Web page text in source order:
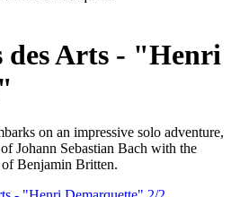
des Arts - "Henri
on an impressive solo adventure,
Johann Sebastian Bach with the
Benjamin Britten.